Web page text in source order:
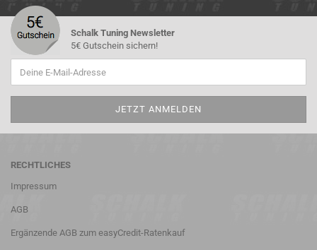
Schalk Tuning Newsletter
5€ Gutschein sichern!
RECHTLICHES
Impressum
AGB
Ergänzende AGB zum easyCredit-Ratenkauf